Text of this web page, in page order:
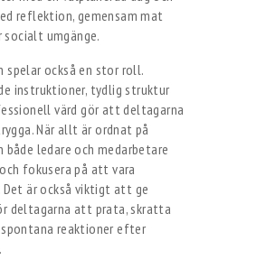
reflektion, gemensam mat
umgänge.
spelar också en stor roll.
instruktioner, tydlig struktur
värd gör att deltagarna
När allt är ordnat på
både ledare och medarbetare
fokusera på att vara
Det är också viktigt att ge
deltagarna att prata, skratta
reaktioner efter